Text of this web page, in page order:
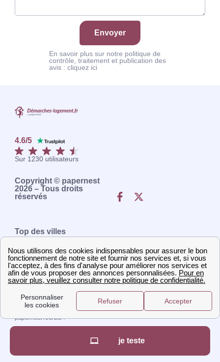
Envoyer
En savoir plus sur notre politique de
contrôle, traitement et publication des
avis : cliquez ici
4.6/5
Sur 1230 utilisateurs
Top des villes
Démarches Lyon
Démarches Lille
Démarches Marseille
Démarches Nice
Démarches Bordeaux
Démarches Rennes
Démarches Nantes
Démarches Montpellier
Qui sommes-nous ?
Mentions légales
papernest recrute !
Presse
Contactez-nous
Copyright © papernest
2026 – Tous droits
réservés
je teste